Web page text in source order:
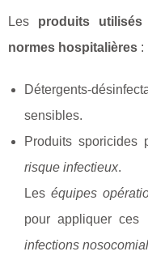
Les produits
normes hospitalières :
Détergents-
sensibles.
Produits
risque infectieux.
Leséquipes
pour appliquer ces
infections